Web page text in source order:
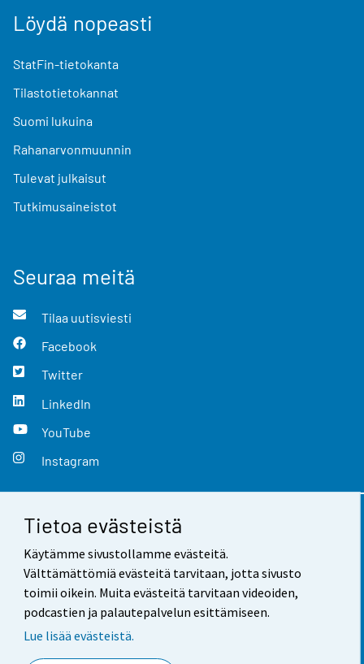
Tietoa evästeistä
Käytämme sivustollamme evästeitä.
Välttämättömiä evästeitä tarvitaan, jotta sivusto
toimii oikein. Muita evästeitä tarvitaan videoiden,
podcastien ja palautepalvelun esittämiseen.
Lue lisää evästeistä.
Löydä nopeasti
StatFin-tietokanta
Tilastotietokannat
Suomi lukuina
Rahanarvonmuunnin
Tulevat julkaisut
Tutkimusaineistot
Seuraa meitä
Tilaa uutisviesti
Facebook
Twitter
LinkedIn
YouTube
Instagram
Yhteystiedot
Palaute
Käyttöehdot
Saavutettavuus